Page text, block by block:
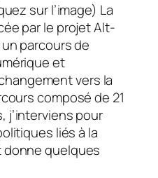
sur l’image) La
par le projet Alt-
parcours de
et
vers la
composé de 21
j’interviens pour
liés à la
quelques